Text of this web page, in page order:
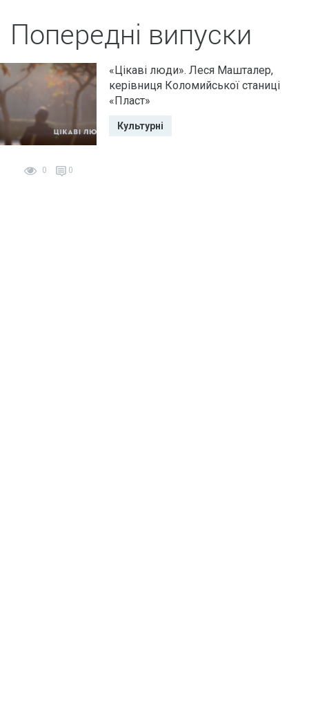
Попередні випуски
0 0
«Цікаві люди». Леся Машталер,
керівниця Коломийської станиці
«Пласт»
Культурні